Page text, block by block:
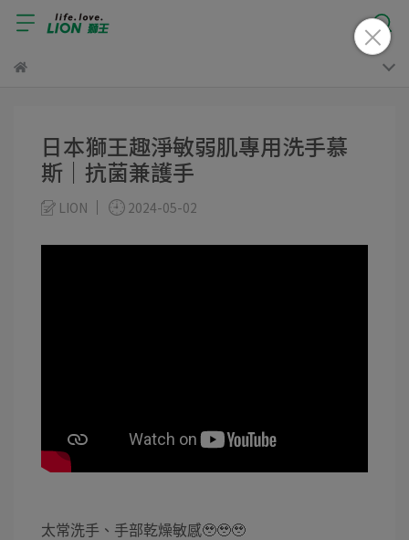
日本獅王趣淨敏弱肌專用洗手慕
斯｜抗菌兼護手
LION​ 2024-05-02
太常洗手、手部乾燥敏感🥹🥹🥹